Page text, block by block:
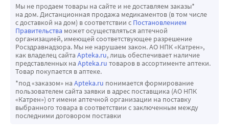
Мы не продаем товары на сайте и не доставляем заказы*
на дом. Дистанционная продажа медикаментов (в том числе
с доставкой на дом) в соответствии с Постановлением
Правительства может осуществляться аптечной
организацией, имеющей соответствующее разрешение
Росздравнадзора. Мы не нарушаем закон. АО НПК «Катрен»,
как владелец сайта Apteka.ru, лишь обеспечивает наличие
представленных на Apteka.ru товаров в ассортименте аптеки.
Товар покупается в аптеке.
*под «заказом» на Apteka.ru понимается формирование
пользователем сайта заявки в адрес поставщика (АО НПК
«Катрен») от имени аптечной организации на поставку
выбранного товара в соответствии с заключенным между
последними договором поставки